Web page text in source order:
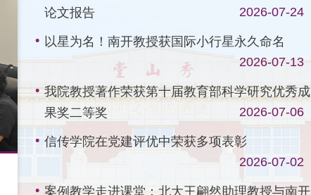
2026-07-13
论文报告
2026-07-24
以星为名！南开教授获国际小行星永久命名
2026-07-13
我院教授著作荣获第十届教育部科学研究优秀成
果奖二等奖
2026-07-06
信传学院在党建评优中荣获多项表彰
2026-07-02
案例教学走进课堂：北大王翩然助理教授与南开